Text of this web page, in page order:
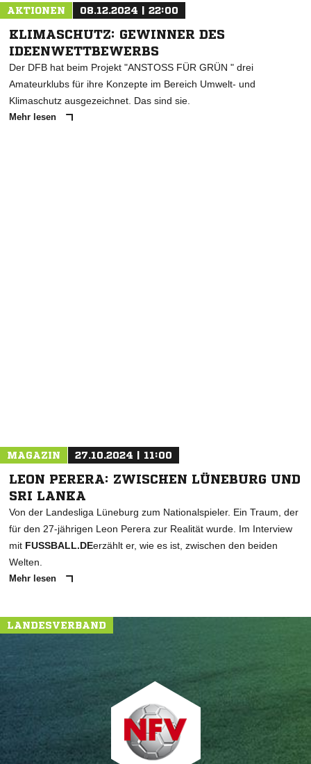
AKTIONEN 08.12.2024 | 22:00
KLIMASCHUTZ: GEWINNER DES
IDEENWETTBEWERBS
Der DFB hat beim Projekt "ANSTOSS FÜR GRÜN " drei
Amateurklubs für ihre Konzepte im Bereich Umwelt- und
Klimaschutz ausgezeichnet. Das sind sie.
Mehr lesen
MAGAZIN 27.10.2024 | 11:00
LEON PERERA: ZWISCHEN LÜNEBURG UND
SRI LANKA
Von der Landesliga Lüneburg zum Nationalspieler. Ein Traum, der
für den 27-jährigen Leon Perera zur Realität wurde. Im Interview
mit FUSSBALL.DEerzählt er, wie es ist, zwischen den beiden
Welten.
Mehr lesen
LANDESVERBAND